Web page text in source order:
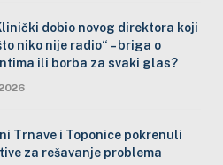
dobio novog direktora koji
niko nije radio“ – briga o
ili borba za svaki glas?
Trnave i Toponice pokrenuli
za rešavanje problema